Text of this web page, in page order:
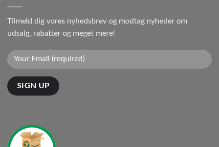
Tilmeld dig vores nyhedsbrev og modtag nyheder om
udsalg, rabatter og meget mere!